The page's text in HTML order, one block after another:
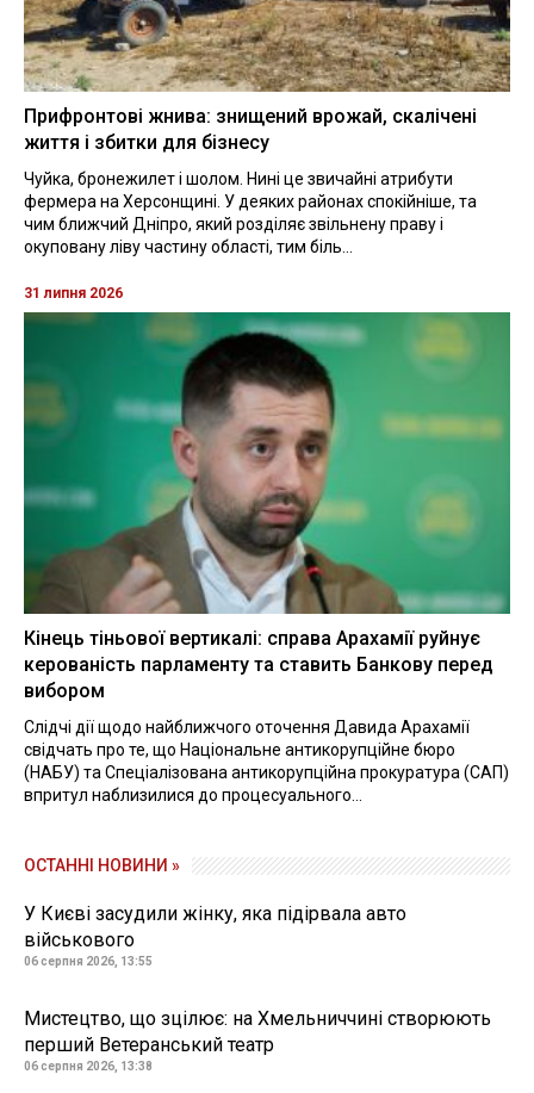
Прифронтові жнива: знищений врожай, скалічені
життя і збитки для бізнесу
Чуйка, бронежилет і шолом. Нині це звичайні атрибути
фермера на Херсонщині. У деяких районах спокійніше, та
чим ближчий Дніпро, який розділяє звільнену праву і
окуповану ліву частину області, тим біль...
31 липня 2026
Кінець тіньової вертикалі: справа Арахамії руйнує
керованість парламенту та ставить Банкову перед
вибором
Слідчі дії щодо найближчого оточення Давида Арахамії
свідчать про те, що Національне антикорупційне бюро
(НАБУ) та Спеціалізована антикорупційна прокуратура (САП)
впритул наблизилися до процесуального...
ОСТАННІ НОВИНИ »
У Києві засудили жінку, яка підірвала авто
військового
06 серпня 2026, 13:55
Мистецтво, що зцілює: на Хмельниччині створюють
перший Ветеранський театр
06 серпня 2026, 13:38